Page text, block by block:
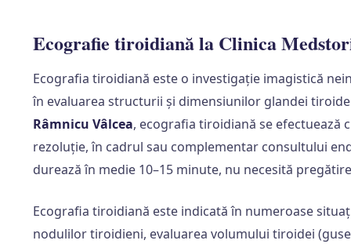
Ecografie tiroidiană la Clinica
Ecografia tiroidiană este o investigație imagistică
în evaluarea structurii și dimensiunilor glandei
Râmnicu Vâlcea, ecografia tiroidiană se efectuează
rezoluție, în cadrul sau complementar consultului
durează în medie 10–15 minute, nu necesită
Ecografia tiroidiană este indicată în numeroase
nodulilor tiroidieni, evaluarea volumului tiroidei